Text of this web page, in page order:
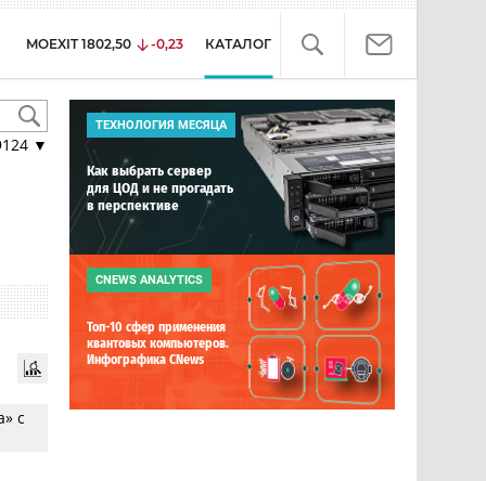
MOEXIT 1802,50 -0,23 КАТАЛОГ
▼
с
ТЕХНОЛОГИЯ МЕСЯЦА
Как выбрать сервер
для ЦОД и не прогадать
в перспективе
CNEWS ANALYTICS
Топ-10 сфер применения
квантовых компьютеров.
Инфографика CNews